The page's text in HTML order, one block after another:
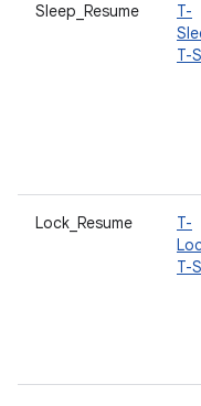
Sleep_Resume
T-
T-
Lock_Resume
T-
T-